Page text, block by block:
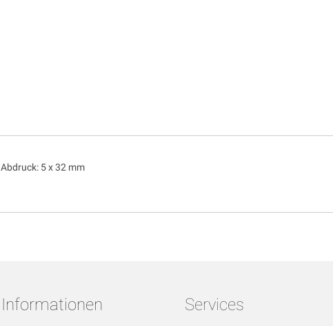
5 x 32 mm
Informationen Services